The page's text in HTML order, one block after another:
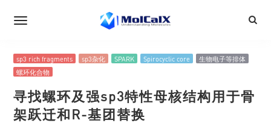
sp3 rich fragments sp3杂化 SPARK Spirocyclic core
生物电子等排体
螺环化合物
寻找螺环及强sp3特性母核结构用于骨
架跃迁和R-基团替换